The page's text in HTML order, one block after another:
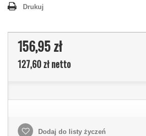
Drukuj
156,95 zł
127,60 złnetto
Dodaj do listy życzeń